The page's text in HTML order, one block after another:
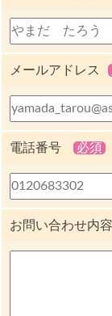
メールアドレス
電話番号 必須
お問い合わせ内容